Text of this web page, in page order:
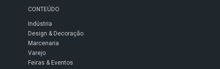
CONTEÚDO
Indústria
Design & Decoração
Marcenaria
Varejo
Feiras & Eventos